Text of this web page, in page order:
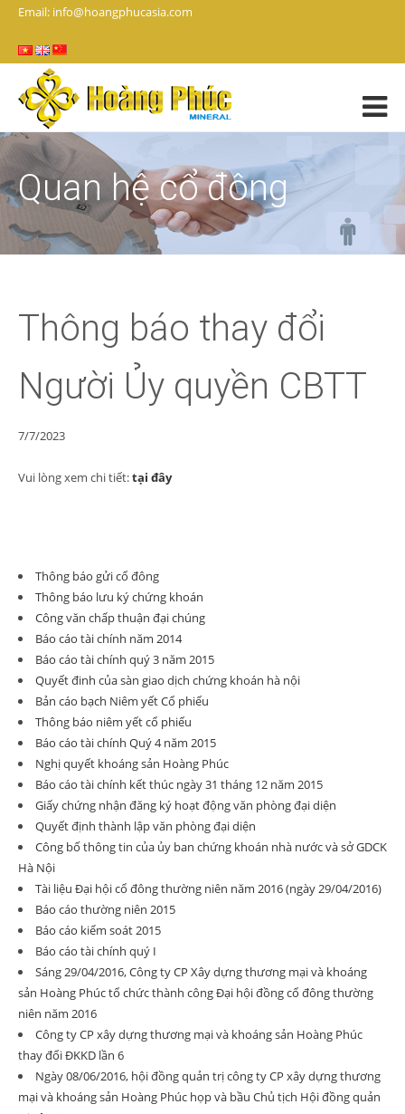
Email: info@hoangphucasia.com
Quan hệ cổ đông
Thông báo thay đổi
Người Ủy quyền CBTT
7/7/2023
Vui lòng xem chi tiết:tại đây
Thông báo gửi cổ đông
Thông báo lưu ký chứng khoán
Công văn chấp thuận đại chúng
Báo cáo tài chính năm 2014
Báo cáo tài chính quý 3 năm 2015
Quyết đinh của sàn giao dịch chứng khoán hà nội
Bản cáo bạch Niêm yết Cổ phiếu
Thông báo niêm yết cổ phiếu
Báo cáo tài chính Quý 4 năm 2015
Nghị quyết khoáng sản Hoàng Phúc
Báo cáo tài chính kết thúc ngày 31 tháng 12 năm 2015
Giấy chứng nhận đăng ký hoạt động văn phòng đại diện
Quyết định thành lập văn phòng đại diện
Công bố thông tin của ủy ban chứng khoán nhà nước và sở GDCK
Hà Nội
Tài liệu Đại hội cổ đông thường niên năm 2016 (ngày 29/04/2016)
Báo cáo thường niên 2015
Báo cáo kiểm soát 2015
Báo cáo tài chính quý I
Sáng 29/04/2016, Công ty CP Xây dựng thương mại và khoáng
sản Hoàng Phúc tổ chức thành công Đại hội đồng cổ đông thường
niên năm 2016
Công ty CP xây dựng thương mại và khoáng sản Hoàng Phúc
thay đổi ĐKKD lần 6
Ngày 08/06/2016, hội đồng quản trị công ty CP xây dựng thương
mại và khoáng sản Hoàng Phúc họp và bầu Chủ tịch Hội đồng quản